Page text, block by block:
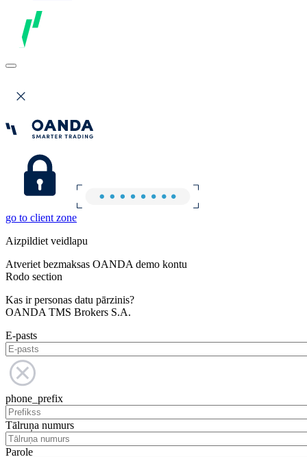
go to client zone
Aizpildiet veidlapu
Atveriet bezmaksas OANDA demo kontu
Rodo section
Kas ir personas datu pārzinis?
OANDA TMS Brokers S.A.
E-pasts
phone_prefix
Tālruņa numurs
Parole